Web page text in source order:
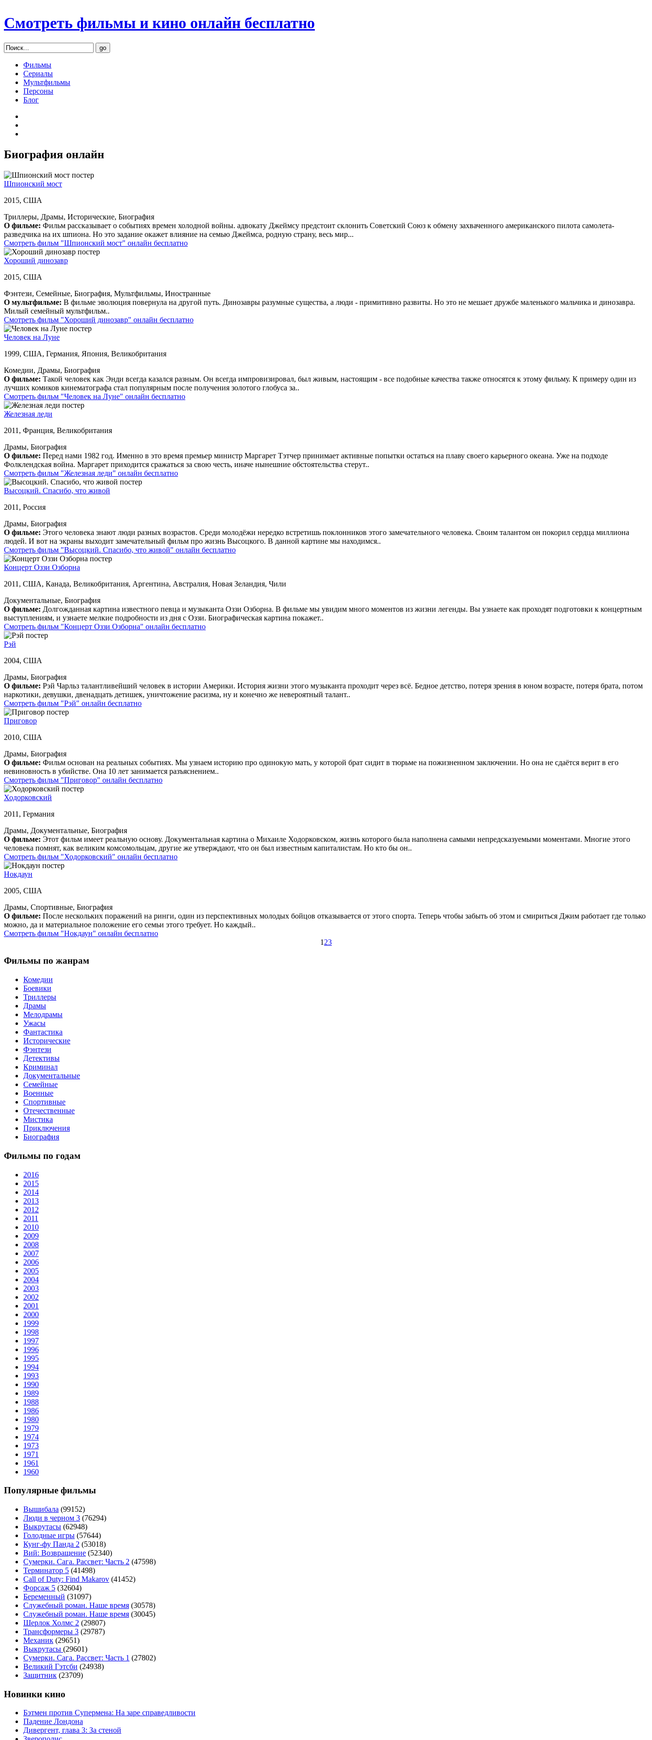
Смотреть фильмы и кино онлайн бесплатно
Фильмы
Сериалы
Мультфильмы
Персоны
Блог
Биография онлайн
Шпионский мост
2015, США
Триллеры, Драмы, Исторические, Биография
О фильме: Фильм рассказывает о событиях времен холодной войны. адвокату Джеймсу предстоит склонить Советский Союз к обмену захваченного американского пилота самолета-
разведчика на их шпиона. Но это задание окажет влияние на семью Джеймса, родную страну, весь мир...
Смотреть фильм "Шпионский мост" онлайн бесплатно
Хороший динозавр
2015, США
Фэнтези, Семейные, Биография, Мультфильмы, Иностранные
О мультфильме: В фильме эволюция повернула на другой путь. Динозавры разумные существа, а люди - примитивно развиты. Но это не мешает дружбе маленького мальчика и динозавра.
Милый семейный мультфильм..
Смотреть фильм "Хороший динозавр" онлайн бесплатно
Человек на Луне
1999, США, Германия, Япония, Великобритания
Комедии, Драмы, Биография
О фильме: Такой человек как Энди всегда казался разным. Он всегда импровизировал, был живым, настоящим - все подобные качества также относятся к этому фильму. К примеру один из
лучших комиков кинематографа стал популярным после получения золотого глобуса за..
Смотреть фильм "Человек на Луне" онлайн бесплатно
Железная леди
2011, Франция, Великобритания
Драмы, Биография
О фильме: Перед нами 1982 год. Именно в это время премьер министр Маргарет Тэтчер принимает активные попытки остаться на плаву своего карьерного океана. Уже на подходе
Фолклендская война. Маргарет приходится сражаться за свою честь, иначе нынешние обстоятельства стерут..
Смотреть фильм "Железная леди" онлайн бесплатно
Высоцкий. Спасибо, что живой
2011, Россия
Драмы, Биография
О фильме: Этого человека знают люди разных возрастов. Среди молодёжи нередко встретишь поклонников этого замечательного человека. Своим талантом он покорил сердца миллиона
людей. И вот на экраны выходит замечательный фильм про жизнь Высоцкого. В данной картине мы находимся..
Смотреть фильм "Высоцкий. Спасибо, что живой" онлайн бесплатно
Концерт Оззи Озборна
2011, США, Канада, Великобритания, Аргентина, Австралия, Новая Зеландия, Чили
Документальные, Биография
О фильме: Долгожданная картина известного певца и музыканта Оззи Озборна. В фильме мы увидим много моментов из жизни легенды. Вы узнаете как проходят подготовки к концертным
выступлениям, и узнаете мелкие подробности из дня с Оззи. Биографическая картина покажет..
Смотреть фильм "Концерт Оззи Озборна" онлайн бесплатно
Рэй
2004, США
Драмы, Биография
О фильме: Рэй Чарльз талантливейший человек в истории Америки. История жизни этого музыканта проходит через всё. Бедное детство, потеря зрения в юном возрасте, потеря брата, потом
наркотики, девушки, двенадцать детишек, уничтожение расизма, ну и конечно же невероятный талант..
Смотреть фильм "Рэй" онлайн бесплатно
Приговор
2010, США
Драмы, Биография
О фильме: Фильм основан на реальных событиях. Мы узнаем историю про одинокую мать, у которой брат сидит в тюрьме на пожизненном заключении. Но она не сдаётся верит в его
невиновность в убийстве. Она 10 лет занимается разъяснением..
Смотреть фильм "Приговор" онлайн бесплатно
Ходорковский
2011, Германия
Драмы, Документальные, Биография
О фильме: Этот фильм имеет реальную основу. Документальная картина о Михаиле Ходорковском, жизнь которого была наполнена самыми непредсказуемыми моментами. Многие этого
человека помнят, как великим комсомольцам, другие же утверждают, что он был известным капиталистам. Но кто бы он..
Смотреть фильм "Ходорковский" онлайн бесплатно
Нокдаун
2005, США
Драмы, Спортивные, Биография
О фильме: После нескольких поражений на ринги, один из перспективных молодых бойцов отказывается от этого спорта. Теперь чтобы забыть об этом и смириться Джим работает где только
можно, да и материальное положение его семьи этого требует. Но каждый..
Смотреть фильм "Нокдаун" онлайн бесплатно
1 23
Фильмы по жанрам
Комедии
Боевики
Триллеры
Драмы
Мелодрамы
Ужасы
Фантастика
Исторические
Фэнтези
Детективы
Криминал
Документальные
Семейные
Военные
Спортивные
Отечественные
Мистика
Приключения
Биография
Фильмы по годам
2016
2015
2014
2013
2012
2011
2010
2009
2008
2007
2006
2005
2004
2003
2002
2001
2000
1999
1998
1997
1996
1995
1994
1993
1990
1989
1988
1986
1980
1979
1974
1973
1971
1961
1960
Популярные фильмы
Вышибала (99152)
Люди в черном 3 (76294)
Выкрутасы (62948)
Голодные игры (57644)
Кунг-фу Панда 2 (53018)
Вий: Возвращение (52340)
Сумерки. Сага. Рассвет: Часть 2 (47598)
Терминатор 5 (41498)
Call of Duty: Find Makarov (41452)
Форсаж 5 (32604)
Беременный (31097)
Служебный роман. Наше время (30578)
Служебный роман. Наше время (30045)
Шерлок Холмс 2 (29807)
Трансформеры 3 (29787)
Механик (29651)
Выкрутасы (29601)
Сумерки. Сага. Рассвет: Часть 1 (27802)
Великий Гэтсби (24938)
Защитник (23709)
Новинки кино
Бэтмен против Супермена: На заре справедливости
Падение Лондона
Дивергент, глава 3: За стеной